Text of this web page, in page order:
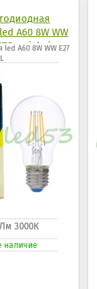
A60 8W WW
uniel air
A60 8W WW E27
3000К
наличие